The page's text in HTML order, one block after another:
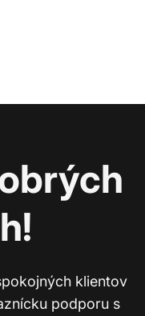
klientov
podporu s